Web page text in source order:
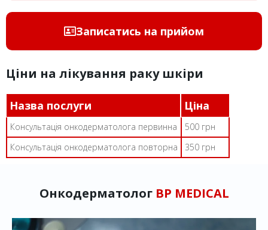
Записатись на прийом
Ціни на лікування раку шкіри
Назва послуги Ціна
Консультація онкодерматолога первинна
500 грн
Консультація онкодерматолога повторна
350 грн
Онкодерматолог BP MEDICAL